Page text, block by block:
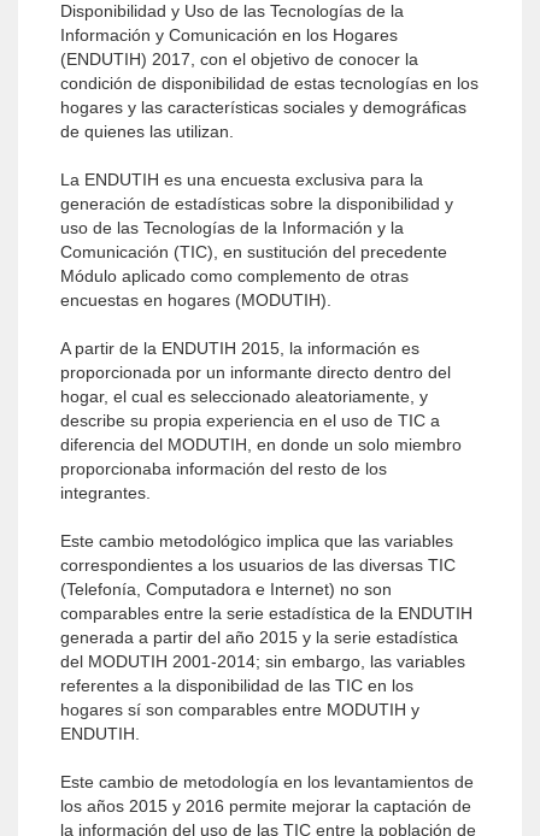
Disponibilidad y Uso de las Tecnologías de la
Información y Comunicación en los Hogares
(ENDUTIH) 2017, con el objetivo de conocer la
condición de disponibilidad de estas tecnologías en los
hogares y las características sociales y demográficas
de quienes las utilizan.
La ENDUTIH es una encuesta exclusiva para la
generación de estadísticas sobre la disponibilidad y
uso de las Tecnologías de la Información y la
Comunicación (TIC), en sustitución del precedente
Módulo aplicado como complemento de otras
encuestas en hogares (MODUTIH).
A partir de la ENDUTIH 2015, la información es
proporcionada por un informante directo dentro del
hogar, el cual es seleccionado aleatoriamente, y
describe su propia experiencia en el uso de TIC a
diferencia del MODUTIH, en donde un solo miembro
proporcionaba información del resto de los
integrantes.
Este cambio metodológico implica que las variables
correspondientes a los usuarios de las diversas TIC
(Telefonía, Computadora e Internet) no son
comparables entre la serie estadística de la ENDUTIH
generada a partir del año 2015 y la serie estadística
del MODUTIH 2001-2014; sin embargo, las variables
referentes a la disponibilidad de las TIC en los
hogares sí son comparables entre MODUTIH y
ENDUTIH.
Este cambio de metodología en los levantamientos de
los años 2015 y 2016 permite mejorar la captación de
la información del uso de las TIC entre la población de